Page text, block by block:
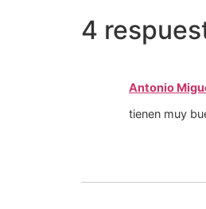
4
Antonio
tienen muy